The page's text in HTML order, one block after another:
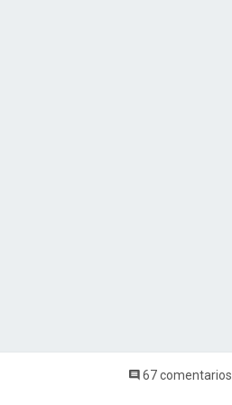
67 comentarios